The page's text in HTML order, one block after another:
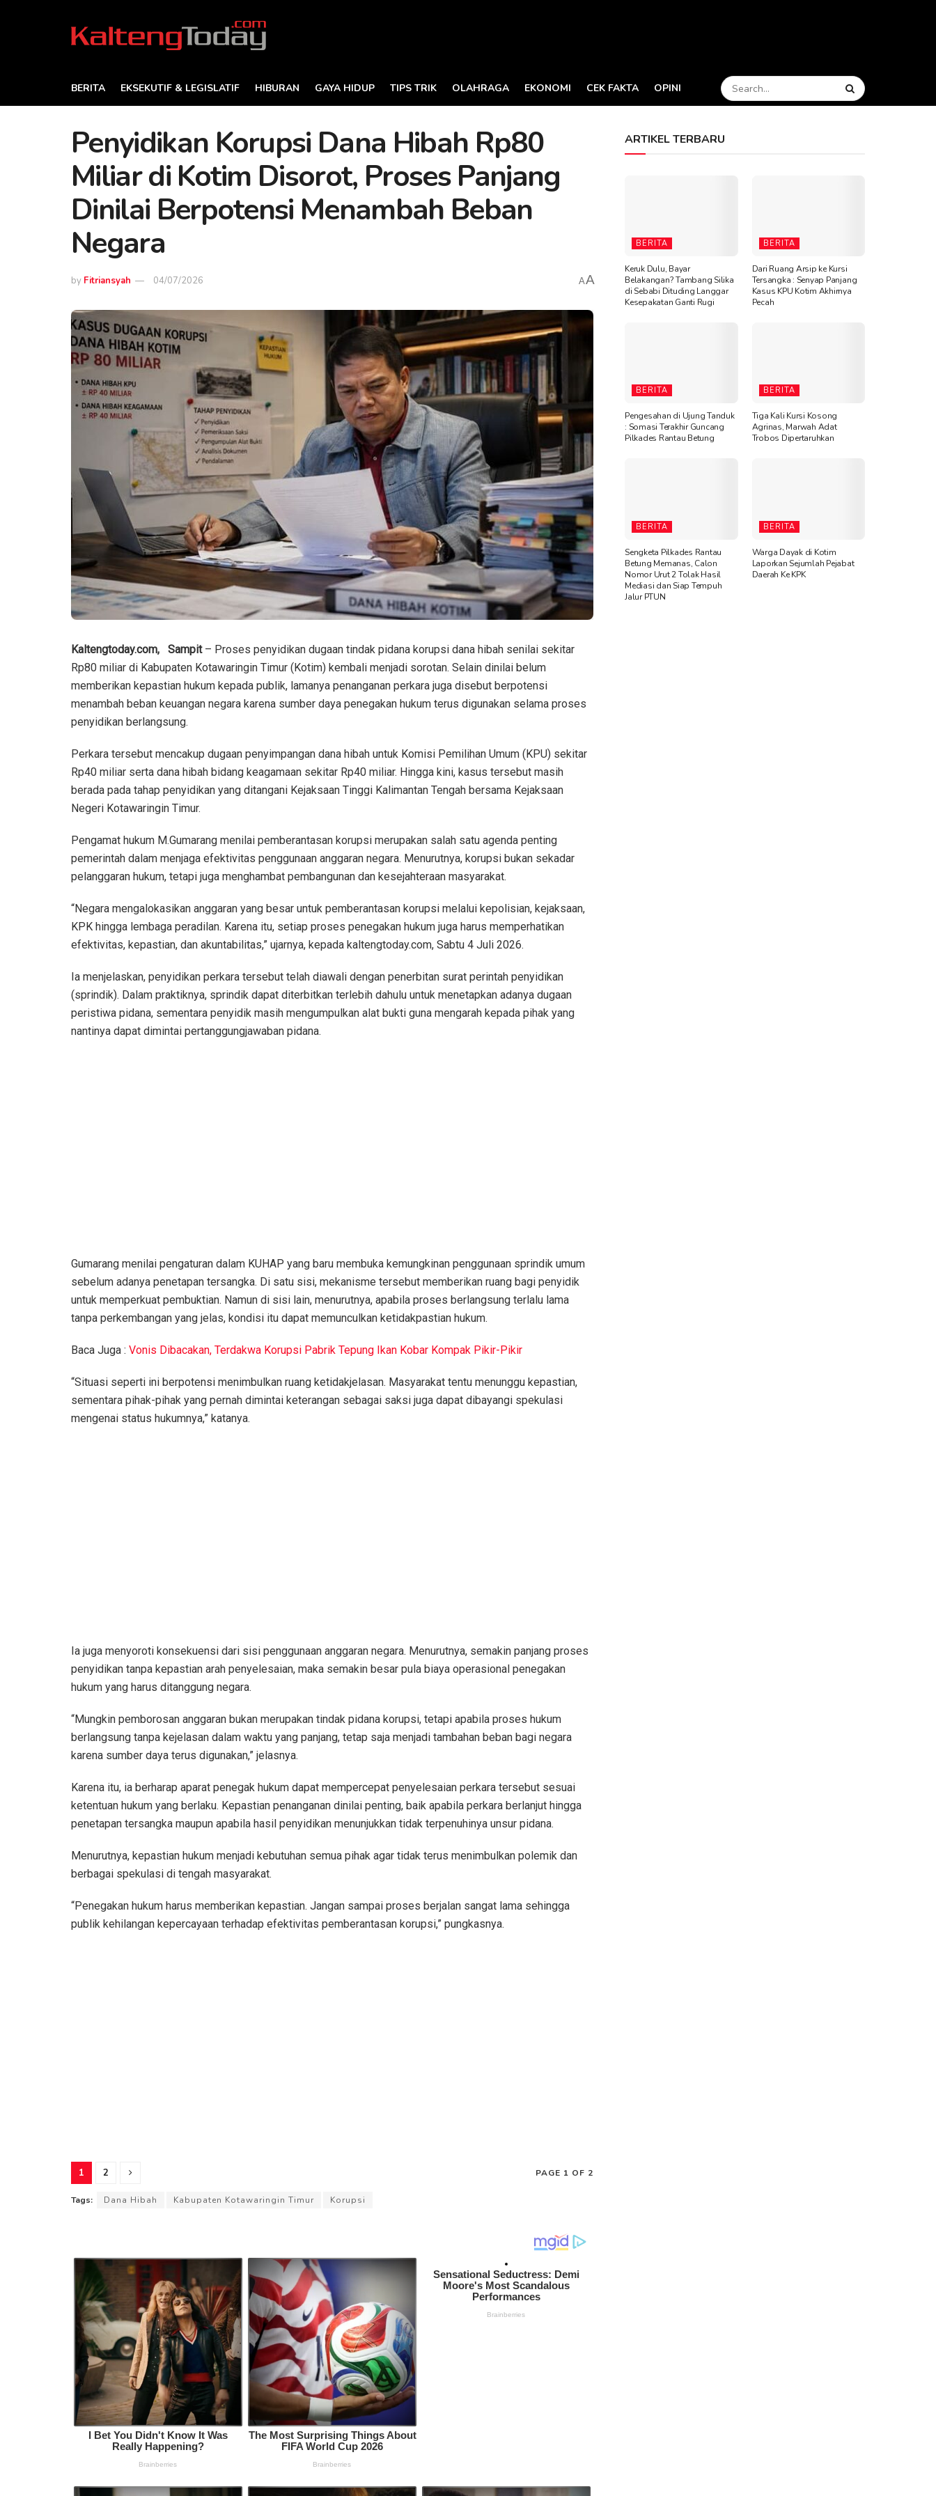
BERITA EKSEKUTIF & LEGISLATIF HIBURAN GAYA HIDUP TIPS TRIK OLAHRAGA EKONOMI CEK FAKTA OPINI
Penyidikan Korupsi Dana Hibah Rp80
Miliar di Kotim Disorot, Proses Panjang
Dinilai Berpotensi Menambah Beban
Negara
by Fitriansyah 04/07/2026 AA
Kaltengtoday.com, Sampit– Proses penyidikan dugaan tindak pidana korupsi dana hibah senilai sekitar
Rp80 miliar di Kabupaten Kotawaringin Timur (Kotim) kembali menjadi sorotan. Selain dinilai belum
memberikan kepastian hukum kepada publik, lamanya penanganan perkara juga disebut berpotensi
menambah beban keuangan negara karena sumber daya penegakan hukum terus digunakan selama proses
penyidikan berlangsung.
Perkara tersebut mencakup dugaan penyimpangan dana hibah untuk Komisi Pemilihan Umum (KPU) sekitar
Rp40 miliar serta dana hibah bidang keagamaan sekitar Rp40 miliar. Hingga kini, kasus tersebut masih
berada pada tahap penyidikan yang ditangani Kejaksaan Tinggi Kalimantan Tengah bersama Kejaksaan
Negeri Kotawaringin Timur.
Pengamat hukum M.Gumarang menilai pemberantasan korupsi merupakan salah satu agenda penting
pemerintah dalam menjaga efektivitas penggunaan anggaran negara. Menurutnya, korupsi bukan sekadar
pelanggaran hukum, tetapi juga menghambat pembangunan dan kesejahteraan masyarakat.
“Negara mengalokasikan anggaran yang besar untuk pemberantasan korupsi melalui kepolisian, kejaksaan,
KPK hingga lembaga peradilan. Karena itu, setiap proses penegakan hukum juga harus memperhatikan
efektivitas, kepastian, dan akuntabilitas,” ujarnya, kepada kaltengtoday.com, Sabtu 4 Juli 2026.
Ia menjelaskan, penyidikan perkara tersebut telah diawali dengan penerbitan surat perintah penyidikan
(sprindik). Dalam praktiknya, sprindik dapat diterbitkan terlebih dahulu untuk menetapkan adanya dugaan
peristiwa pidana, sementara penyidik masih mengumpulkan alat bukti guna mengarah kepada pihak yang
nantinya dapat dimintai pertanggungjawaban pidana.
Gumarang menilai pengaturan dalam KUHAP yang baru membuka kemungkinan penggunaan sprindik umum
sebelum adanya penetapan tersangka. Di satu sisi, mekanisme tersebut memberikan ruang bagi penyidik
untuk memperkuat pembuktian. Namun di sisi lain, menurutnya, apabila proses berlangsung terlalu lama
tanpa perkembangan yang jelas, kondisi itu dapat memunculkan ketidakpastian hukum.
Baca Juga : Vonis Dibacakan, Terdakwa Korupsi Pabrik Tepung Ikan Kobar Kompak Pikir-Pikir
“Situasi seperti ini berpotensi menimbulkan ruang ketidakjelasan. Masyarakat tentu menunggu kepastian,
sementara pihak-pihak yang pernah dimintai keterangan sebagai saksi juga dapat dibayangi spekulasi
mengenai status hukumnya,” katanya.
Ia juga menyoroti konsekuensi dari sisi penggunaan anggaran negara. Menurutnya, semakin panjang proses
penyidikan tanpa kepastian arah penyelesaian, maka semakin besar pula biaya operasional penegakan
hukum yang harus ditanggung negara.
“Mungkin pemborosan anggaran bukan merupakan tindak pidana korupsi, tetapi apabila proses hukum
berlangsung tanpa kejelasan dalam waktu yang panjang, tetap saja menjadi tambahan beban bagi negara
karena sumber daya terus digunakan,” jelasnya.
Karena itu, ia berharap aparat penegak hukum dapat mempercepat penyelesaian perkara tersebut sesuai
ketentuan hukum yang berlaku. Kepastian penanganan dinilai penting, baik apabila perkara berlanjut hingga
penetapan tersangka maupun apabila hasil penyidikan menunjukkan tidak terpenuhinya unsur pidana.
Menurutnya, kepastian hukum menjadi kebutuhan semua pihak agar tidak terus menimbulkan polemik dan
berbagai spekulasi di tengah masyarakat.
“Penegakan hukum harus memberikan kepastian. Jangan sampai proses berjalan sangat lama sehingga
publik kehilangan kepercayaan terhadap efektivitas pemberantasan korupsi,” pungkasnya.
PAGE 1 OF 2
1 2
Tags: Dana Hibah Kabupaten Kotawaringin Timur Korupsi
ARTIKEL TERBARU
BERITA
Keruk Dulu, Bayar
Belakangan? Tambang Silika
di Sebabi Dituding Langgar
Kesepakatan Ganti Rugi
BERITA
Dari Ruang Arsip ke Kursi
Tersangka : Senyap Panjang
Kasus KPU Kotim Akhirnya
Pecah
BERITA
Pengesahan di Ujung Tanduk
: Somasi Terakhir Guncang
Pilkades Rantau Betung
BERITA
Tiga Kali Kursi Kosong
Agrinas, Marwah Adat
Trobos Dipertaruhkan
BERITA
Sengketa Pilkades Rantau
Betung Memanas, Calon
Nomor Urut 2 Tolak Hasil
Mediasi dan Siap Tempuh
Jalur PTUN
BERITA
Warga Dayak di Kotim
Laporkan Sejumlah Pejabat
Daerah Ke KPK